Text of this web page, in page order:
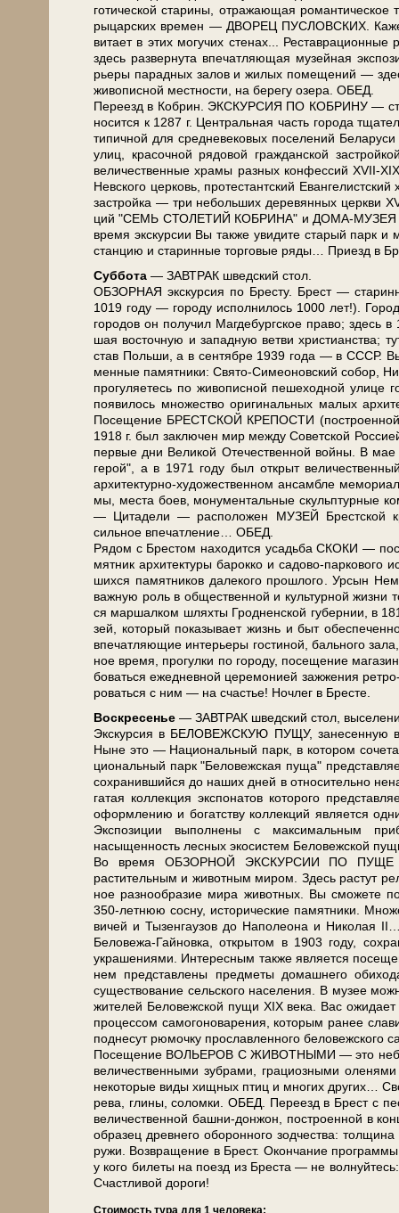
го­ти­че­ской ста­ри­ны, отражающая
ры­цар­ских вре­мен — ДВОРЕЦ ПУСЛОВСКИХ.
витает в этих могучих сте­нах...
здесь развернута впе­чат­ля­ю­щая му­зей­ная
рье­ры па­рад­ных за­лов и жи­лых по­ме­ще­ний —
жи­во­пис­ной мест­но­сти, на бе­ре­гу озе­ра. ОБЕД.
Пе­ре­езд в Ко­брин. ЭКСКУРСИЯ ПО КОБРИНУ —
но­сит­ся к 1287 г. Центральная часть го­ро­да
ти­пич­ной для сред­не­ве­ко­вых по­се­ле­ний
улиц, кра­соч­ной ря­до­вой граж­дан­ской
величественные хра­мы раз­ных кон­фес­сий XVII-
Нев­ско­го цер­ковь, про­те­стант­ский
за­строй­ка — три не­боль­ших де­ре­вян­ных церк­ви
ций "СЕМЬ СТОЛЕТИЙ КОБРИНА" и ДОМА-МУЗЕЯ А.
вре­мя экс­кур­сии Вы так­же уви­ди­те ста­рый парк
стан­цию и ста­рин­ные тор­го­вые ря­ды… При­езд в
Суб­бо­та — ЗАВ­ТРАК швед­ский стол.
ОБЗОРНАЯ экскурсия по Бре­сту. Брест —
1019 го­ду — го­ро­ду ис­пол­ни­лось 1000 лет!).
го­ро­дов он по­лу­чил Маг­де­бург­ское пра­во; здесь
шая во­сточ­ную и за­пад­ную вет­ви
став Поль­ши, а в сен­тяб­ре 1939 го­да — в СССР.
мен­ные па­мят­ни­ки: Свято-Симеоновский со­бор,
про­гу­ля­е­тесь по жи­во­пис­ной пе­ше­ход­ной
появилось мно­же­ство ори­ги­наль­ных ма­лых
По­се­ще­ние БРЕСТСКОЙ КРЕПОСТИ (по­стро­ен­ной
1918 г. был за­клю­чен мир меж­ду Со­вет­ской
пер­вые дни Ве­ли­кой Оте­че­ствен­ной вой­ны. В мае
герой", а в 1971 го­ду был от­крыт
архитектурно-художественном ан­сам­бле
мы, ме­ста боев, мо­ну­мен­таль­ные скульп­тур­ные
— Ци­та­де­ли — рас­по­ло­жен МУЗЕЙ Брест­ской
сильное впе­чат­ле­ние… ОБЕД.
Рядом с Брестом на­хо­дит­ся усадь­ба СКОКИ —
мят­ник ар­хи­тек­ту­ры ба­рок­ко и садово-паркового
ших­ся па­мят­ни­ков да­ле­ко­го про­шло­го. Урсын
важ­ную роль в об­ще­ствен­ной и культурной
ся маршалком шлях­ты Гродненской губернии, в
зей, ко­то­рый показывает жизнь и быт
впе­чат­ля­ю­щие ин­те­рье­ры гостиной, бального
ное вре­мя, про­гул­ки по го­ро­ду, посещение
бо­вать­ся еже­днев­ной це­ре­мо­ни­ей за­жже­ния
ро­вать­ся с ним — на сча­стье! Ноч­лег в Бре­сте.
Вос­кре­се­нье — ЗАВ­ТРАК швед­ский стол,
Экс­кур­сия в БЕЛОВЕЖСКУЮ ПУЩУ, за­не­сен­ную в
Ныне это — На­ци­о­наль­ный парк, в ко­то­ром
ци­о­наль­ный парк "Бе­ло­веж­ская пу­ща"
со­хра­нив­ший­ся до на­ших дней в от­но­си­тель­но
га­тая кол­лек­ция экс­по­на­тов ко­то­ро­го
оформлению и богатству кол­лек­ций яв­ля­ет­ся
Экспозиции выполнены с максимальным
насыщенность лесных экосистем Бе­ло­веж­ской
Во вре­мя ОБЗОРНОЙ ЭКСКУРСИИ ПО ПУЩЕ Вы
растительным и животным ми­ром. Здесь растут
ное раз­но­об­ра­зие ми­ра жи­вот­ных. Вы смо­же­те
350-летнюю сосну, ис­то­ри­че­ские па­мят­ни­ки.
ви­чей и Ты­зен­гау­зов до На­по­лео­на и Ни­ко­лая
Беловежа-Гайновка, открытом в 1903 го­ду,
украшениями. Интересным так­же яв­ля­ет­ся
нем пред­став­ле­ны пред­ме­ты до­маш­не­го
существование сельского на­се­ле­ния. В музее
жи­те­лей Бе­ло­веж­ской пу­щи XIX ве­ка. Вас
процессом самогоноварения, ко­то­рым ранее
поднесут рюмочку прославленного беловежского
По­се­ще­ние ВОЛЬЕРОВ С ЖИВОТНЫМИ — это
величественными зубрами, грациозными
некоторые ви­ды хищных птиц и мно­гих дру­гих…
ре­ва, гли­ны, со­лом­ки. ОБЕД. Пе­ре­езд в Брест с
ве­ли­че­ствен­ной башни-донжон, по­стро­ен­ной в
об­ра­зец древ­не­го обо­рон­но­го зод­че­ства:
ру­жи. Воз­вра­ще­ние в Брест. Окон­ча­ние
у кого би­ле­ты на по­езд из Бре­ста — не
Счастливой до­ро­ги!
Стоимость тура для 1 человека: